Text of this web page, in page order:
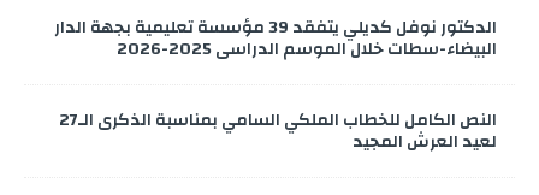
الدكتور نوفل كديلي يتفقد 39 مؤسسة تعليمية بجهة الدار
البيضاء-سطات خلال الموسم الدراسي 2025-2026
النص الكامل للخطاب الملكي السامي بمناسبة الذكرى الـ27
لعيد العرش المجيد